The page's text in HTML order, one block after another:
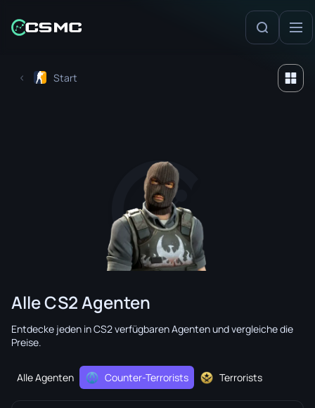
Start
Alle CS2 Agenten
Entdecke jeden in CS2 verfügbaren Agenten und vergleiche die
Preise.
Alle Agenten Counter-Terrorists Terrorists